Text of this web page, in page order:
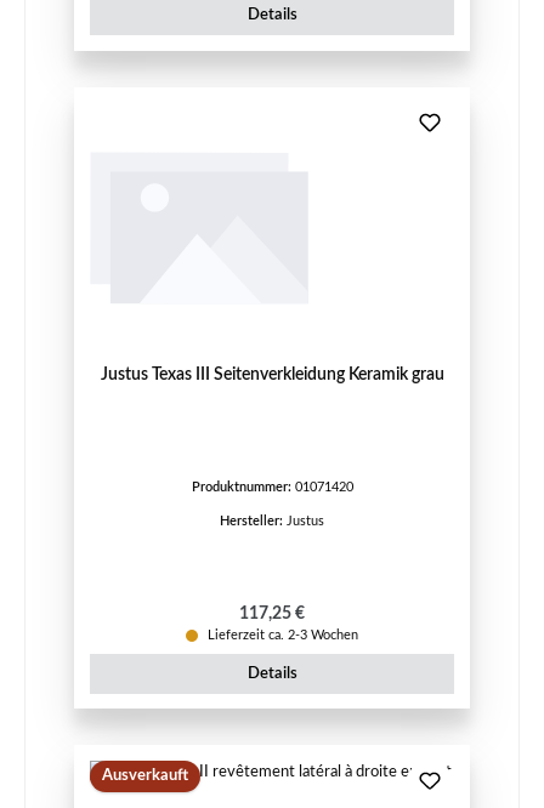
Details
Justus Texas III Seitenverkleidung Keramik grau
Produktnummer: 01071420
Hersteller: Justus
Regulärer Preis:
117,25 €
Lieferzeit ca. 2-3 Wochen
Details
Ausverkauft